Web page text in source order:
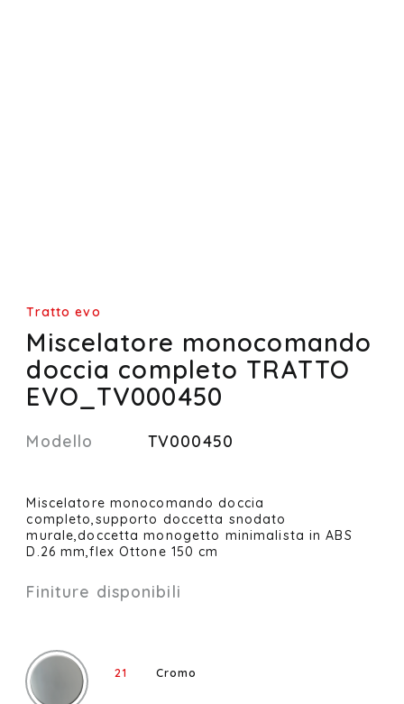
Tratto evo
Miscelatore monocomando
doccia completo TRATTO
EVO_TV000450
Modello TV000450
Miscelatore monocomando doccia
completo,supporto doccetta snodato
murale,doccetta monogetto minimalista in ABS
D.26 mm,flex Ottone 150 cm
Finiture disponibili
21 Cromo